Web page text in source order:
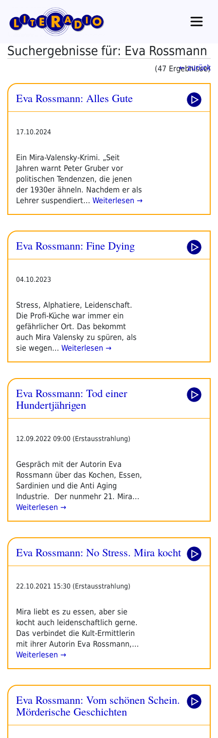
Inhalt
springen
Suchergebnisse für: Eva Rossmann
(47 Ergebnisse)
← zurück
Eva Rossmann: Alles Gute
17.10.2024
Ein Mira-Valensky-Krimi. „Seit
Jahren warnt Peter Gruber vor
politischen Tendenzen, die jenen
der 1930er ähneln. Nachdem er als
Lehrer suspendiert… Weiterlesen →
Eva Rossmann: Fine Dying
04.10.2023
Stress, Alphatiere, Leidenschaft.
Die Profi-Küche war immer ein
gefährlicher Ort. Das bekommt
auch Mira Valensky zu spüren, als
sie wegen… Weiterlesen →
Eva Rossmann: Tod einer
Hundertjährigen
12.09.2022 09:00 (Erstausstrahlung)
Gespräch mit der Autorin Eva
Rossmann über das Kochen, Essen,
Sardinien und die Anti Aging
Industrie. Der nunmehr 21. Mira…
Weiterlesen →
Eva Rossmann: No Stress. Mira kocht
22.10.2021 15:30 (Erstausstrahlung)
Mira liebt es zu essen, aber sie
kocht auch leidenschaftlich gerne.
Das verbindet die Kult-Ermittlerin
mit ihrer Autorin Eva Rossmann,…
Weiterlesen →
Eva Rossmann: Vom schönen Schein.
Mörderische Geschichten